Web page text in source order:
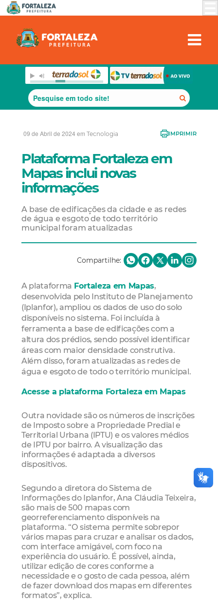
09 de Abril de 2024 em Tecnologia IMPRIMIR
Plataforma Fortaleza em
Mapas inclui novas
informações
A base de edificações da cidade e as redes
de água e esgoto de todo território
municipal foram atualizadas
Compartilhe:
A plataforma Fortaleza em Mapas,
desenvolvida pelo Instituto de Planejamento
(Iplanfor), ampliou os dados de uso do solo
disponíveis no sistema. Foi incluída à
ferramenta a base de edificações com a
altura dos prédios, sendo possível identificar
áreas com maior densidade construtiva.
Além disso, foram atualizadas as redes de
água e esgoto de todo o território municipal.
Acesse a plataforma Fortaleza em Mapas
Outra novidade são os números de inscrições
de Imposto sobre a Propriedade Predial e
Territorial Urbana (IPTU) e os valores médios
de IPTU por bairro. A visualização das
informações é adaptada a diversos
dispositivos.
Segundo a diretora do Sistema de
Informações do Iplanfor, Ana Cláudia Teixeira,
são mais de 500 mapas com
georreferenciamento disponíveis na
plataforma. “O sistema permite sobrepor
vários mapas para cruzar e analisar os dados,
com interface amigável, com foco na
experiência do usuário. É possível, ainda,
utilizar edição de cores conforme a
necessidade e o gosto de cada pessoa, além
de fazer download dos mapas em diferentes
formatos”, explica.